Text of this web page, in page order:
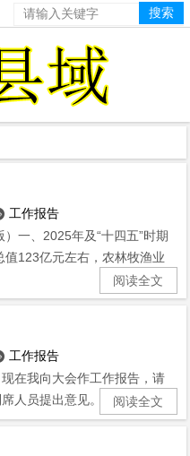
工作报告
一、2025年及“十四五”时期
123亿元左右，农林牧渔业
阅读全文
工作报告
我向大会作工作报告，请
席人员提出意见。 &em...
阅读全文